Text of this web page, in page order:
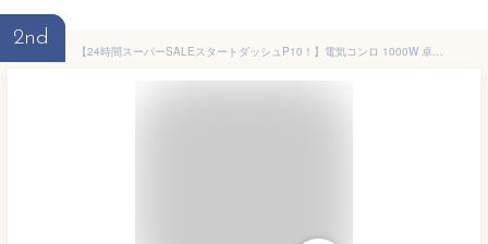
2nd
【24時間スーパーSALEスタートダッシュP10！】電気コンロ 1000W 卓上コンロ 家庭用 ihクッキングヒーター PSE認 ミニ電気ストーブ 卓上 電池焦げ付き防止 過熱保護 安全性 耐久性 操作簡単 高効率 持ち運び便利 業務用 オフィス 寮 コーヒーストーブ 5段階温度調節